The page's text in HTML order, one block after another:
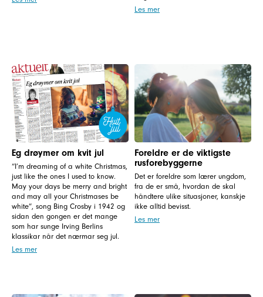
Les mer
Eg drøymer om kvit jul
“I’m dreaming of a white Christmas,
just like the ones I used to know.
May your days be merry and bright
and may all your Christmases be
white”, song Bing Crosby i 1942 og
sidan den gongen er det mange
som har sunge Irving Berlins
klassikar når det nærmar seg jul.
Les mer
Foreldre er de viktigste
rusforebyggerne
Det er foreldre som lærer ungdom,
fra de er små, hvordan de skal
håndtere ulike situasjoner, kanskje
ikke alltid bevisst.
Les mer